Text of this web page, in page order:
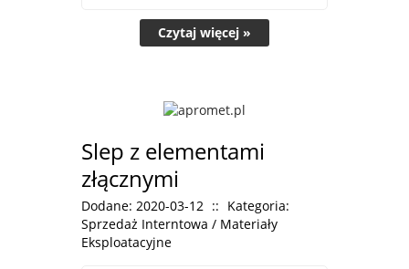
Czytaj więcej »
Slep z elementami
złącznymi
Dodane: 2020-03-12 :: Kategoria:
Sprzedaż Interntowa / Materiały
Eksploatacyjne